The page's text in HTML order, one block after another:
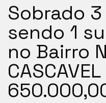
Sobrado
sendo 1
no Bairro